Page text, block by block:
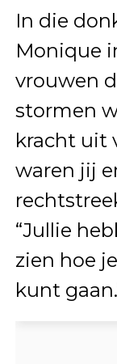
In die
Monique
vrouwen
stormen
kracht uit
waren jij
“Jullie
zien hoe
kunt